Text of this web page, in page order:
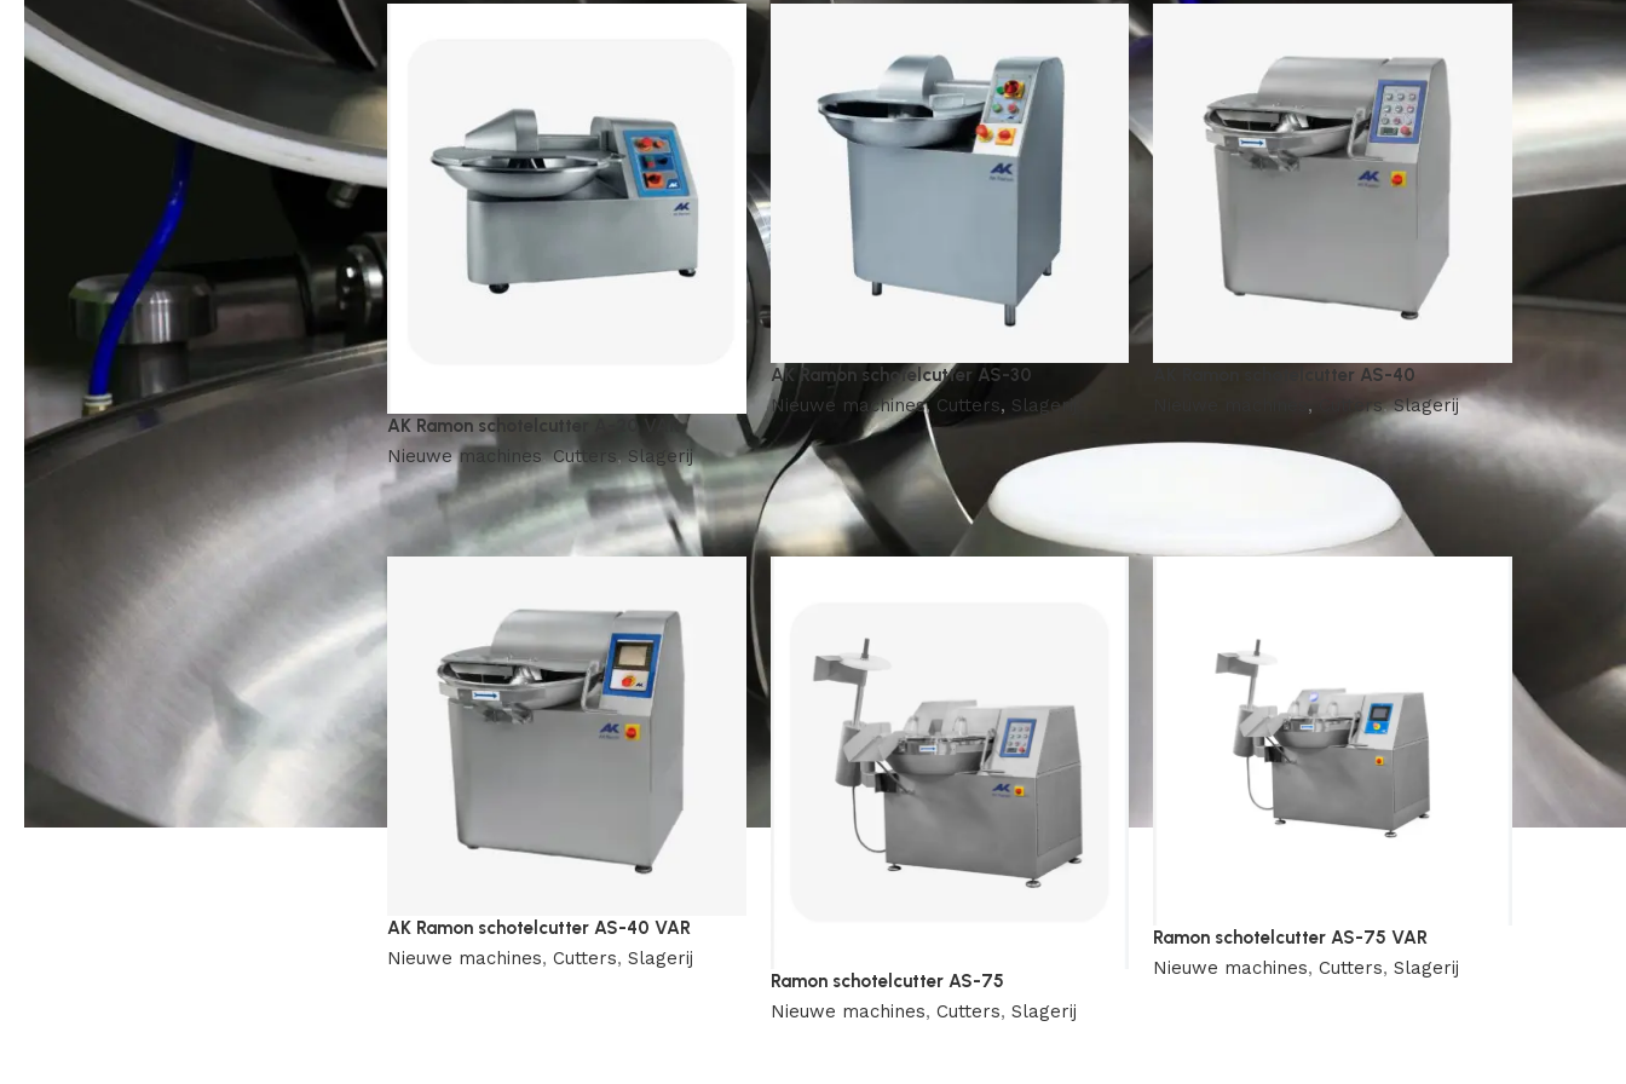
AK Ramon schotelcutter A-20 VAR
Nieuwe machines, Cutters, Slagerij
AK Ramon schotelcutter AS-30
Nieuwe machines, Cutters, Slagerij
AK Ramon schotelcutter AS-40
, Cutters, Slagerij
AK Ramon schotelcutter AS-40 VAR
Nieuwe machines, Cutters, Slagerij
Ramon schotelcutter AS-75
Nieuwe machines, Cutters, Slagerij
Ramon schotelcutter AS-75 VAR
Nieuwe machines, Cutters, Slagerij